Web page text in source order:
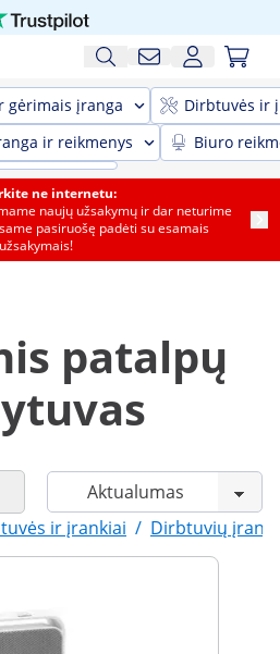
gėrimais įranga
Dirbtuvės ir
ir reikmenys
Biuro
ne internetu:
naujų užsakymų ir dar neturime
pasiruošę padėti su esamais
užsakymais!
patalpų
ir įrankiai / Dirbtuvių